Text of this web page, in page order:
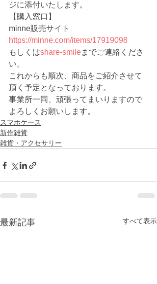
ジに添付いたします。
【購入窓口】
minne販売サイト
https://minne.com/items/17919098
もしくはshare-smileまでご連絡くださ
い。
これからも順次、商品をご紹介させて
頂く予定となっております。
事業所一同、頑張ってまいりますので
よろしくお願いします。
スマホケース
新作雑貨
雑貨・アクセサリー
最新記事 すべて表示